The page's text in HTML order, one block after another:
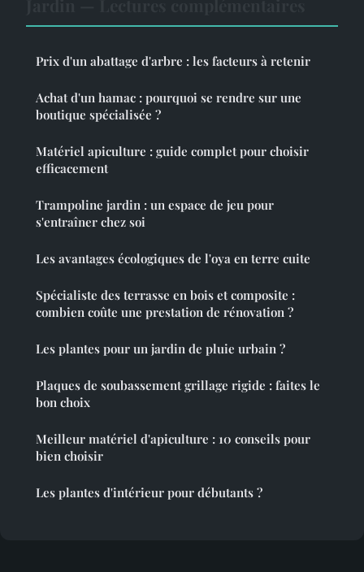
Prix d'un abattage d'arbre : les facteurs à retenir
Achat d'un hamac : pourquoi se rendre sur une
boutique spécialisée ?
Matériel apiculture : guide complet pour choisir
efficacement
Trampoline jardin : un espace de jeu pour
s'entraîner chez soi
Les avantages écologiques de l'oya en terre cuite
Spécialiste des terrasse en bois et composite :
combien coûte une prestation de rénovation ?
Les plantes pour un jardin de pluie urbain ?
Plaques de soubassement grillage rigide : faites le
bon choix
Meilleur matériel d'apiculture : 10 conseils pour
bien choisir
Les plantes d'intérieur pour débutants ?